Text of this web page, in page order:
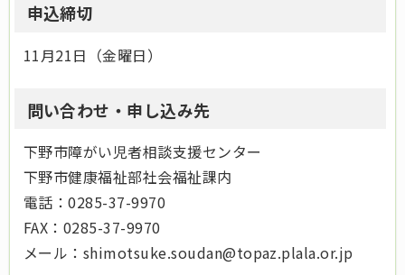
申込締切
11月21日（金曜日）
問い合わせ・申し込み先
下野市障がい児者相談支援センター
下野市健康福祉部社会福祉課内
電話：0285-37-9970
FAX：0285-37-9970
メール：shimotsuke.soudan@topaz.plala.or.jp